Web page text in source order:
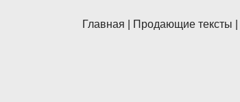
Главная Продающие тексты